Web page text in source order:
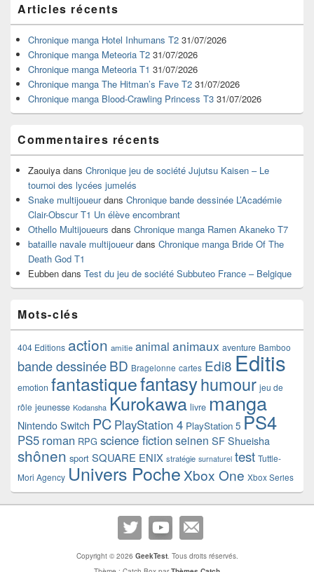
principale
de
widget
pour
barre
latérale
Articles récents
Chronique manga Hotel Inhumans T2 31/07/2026
Chronique manga Meteoria T2 31/07/2026
Chronique manga Meteoria T1 31/07/2026
Chronique manga The Hitman’s Fave T2 31/07/2026
Chronique manga Blood-Crawling Princess T3 31/07/2026
Commentaires récents
Zaouiya dans Chronique jeu de société Jujutsu Kaisen – Le
tournoi des lycées jumelés
Snake multijoueurdans Chronique bande dessinée L’Académie
Clair-Obscur T1 Un élève encombrant
Othello Multijoueurs dans Chronique manga Ramen Akaneko T7
bataille navale multijoueurdans Chronique manga Bride Of The
Death God T1
Eubben dans Test du jeu de société Subbuteo France – Belgique
Mots-clés
404 Editions action amitie animal animaux aventure Bamboo
bande dessinéeBD Bragelonne cartes Edi8 Editis
emotion fantastiquefantasyhumour jeu de
rôle jeunesse Kodansha Kurokawa livre manga
Nintendo Switch PC PlayStation 4 PlayStation 5 PS4
PS5 roman RPG science fictionseinen SF Shueisha
shônen sport SQUARE ENIX stratégie surnaturel test Tuttle-
Mori Agency Univers PocheXbox One Xbox Series
Copyright © 2026 GeekTest. Tous droits réservés.